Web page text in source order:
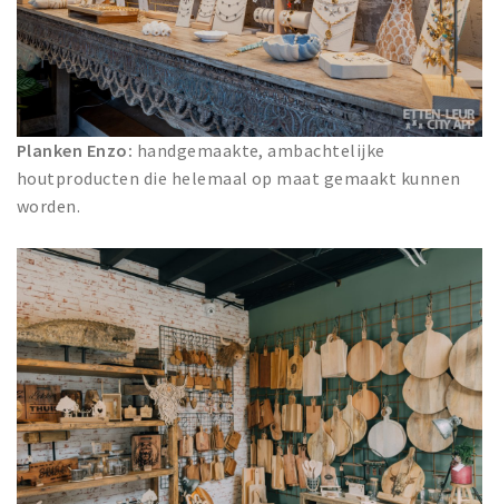
Planken Enzo: handgemaakte, ambachtelijke
houtproducten die helemaal op maat gemaakt kunnen
worden.